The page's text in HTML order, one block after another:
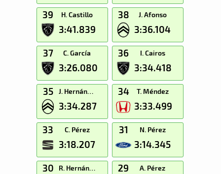
39 H. Castillo
3:41.839
38 J. Afonso
3:36.104
37 C. García
3:26.080
36 I. Cairos
3:34.418
35 J. Hernández
3:34.287
34 T. Méndez
3:33.499
33 C. Pérez
3:18.207
31 N. Pérez
3:14.345
30 R. Hernández 29 A. Pérez